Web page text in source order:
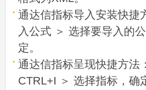
通达信指标导入安装快捷
入公式 ＞ 选择要导入的
定。
通达信指标呈现快捷方法
CTRL+I ＞ 选择指标，确